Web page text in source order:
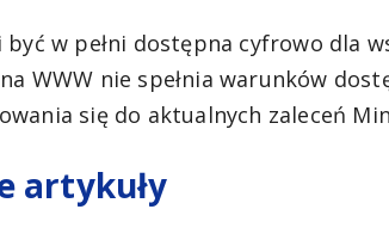
być w pełni dostępna cyfrowo dla
WWW nie spełnia warunków
się do aktualnych zaleceń
artykuły